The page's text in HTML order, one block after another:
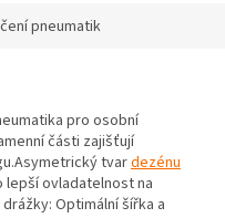
pneumatik
pro osobní
části zajišťují
tvardezénu
lepší ovladatelnost na
Optimální šířka a